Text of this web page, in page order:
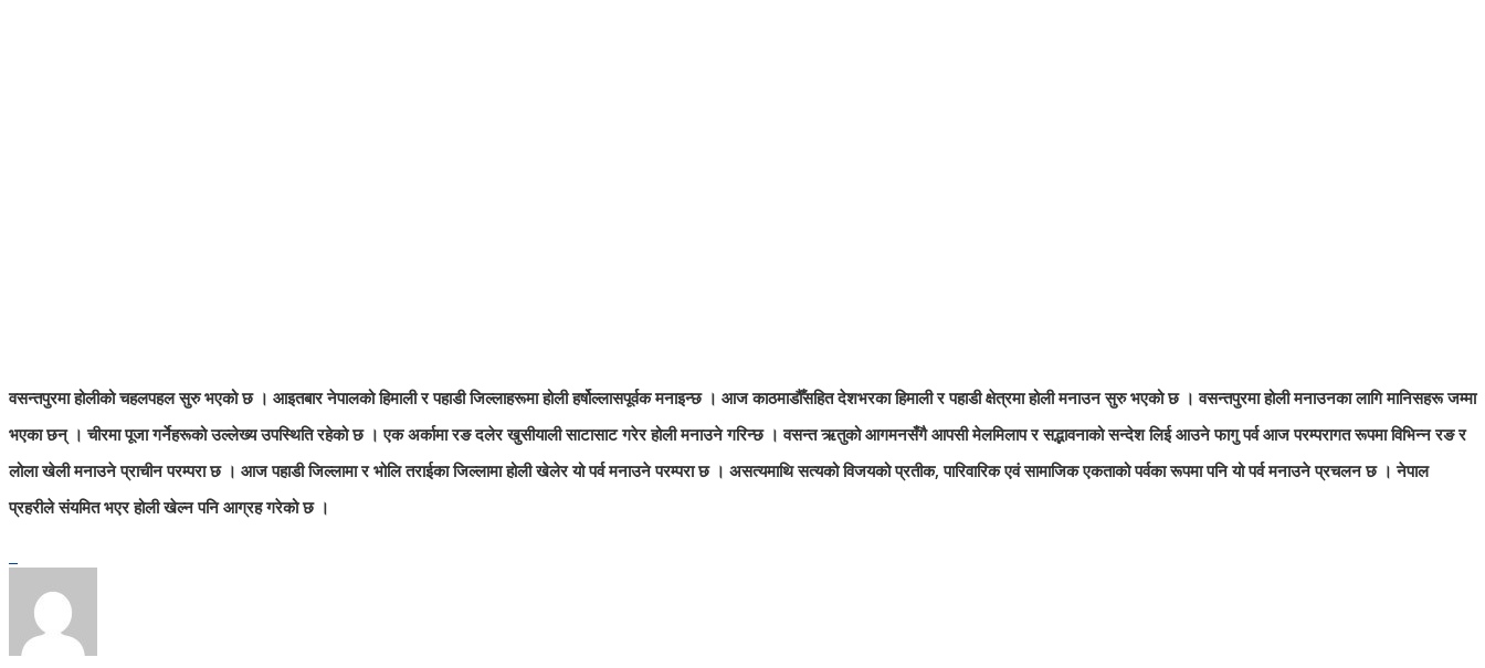
वसन्तपुरमा होलीको चहलपहल सुरु भएको छ । आइतबार नेपालको हिमाली र पहाडी जिल्लाहरूमा होली हर्षोल्लासपूर्वक मनाइन्छ । आज काठमाडौँसहित देशभरका हिमाली र पहाडी क्षेत्रमा होली मनाउन सुरु भएको छ । वसन्तपुरमा होली मनाउनका लागि मानिसहरू जम्मा
भएका छन् । चीरमा पूजा गर्नेहरूको उल्लेख्य उपस्थिति रहेको छ । एक अर्कामा रङ दलेर खुसीयाली साटासाट गरेर होली मनाउने गरिन्छ । वसन्त ऋतुको आगमनसँगै आपसी मेलमिलाप र सद्भावनाको सन्देश लिई आउने फागु पर्व आज परम्परागत रूपमा विभिन्न रङ र
लोला खेली मनाउने प्राचीन परम्परा छ । आज पहाडी जिल्लामा र भोलि तराईका जिल्लामा होली खेलेर यो पर्व मनाउने परम्परा छ । असत्यमाथि सत्यको विजयको प्रतीक, पारिवारिक एवं सामाजिक एकताको पर्वका रूपमा पनि यो पर्व मनाउने प्रचलन छ । नेपाल
प्रहरीले संयमित भएर होली खेल्न पनि आग्रह गरेको छ ।